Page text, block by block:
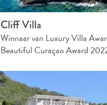
Cliff Villa
Winnaar van Luxury Villa
Beautiful Curaçao Award